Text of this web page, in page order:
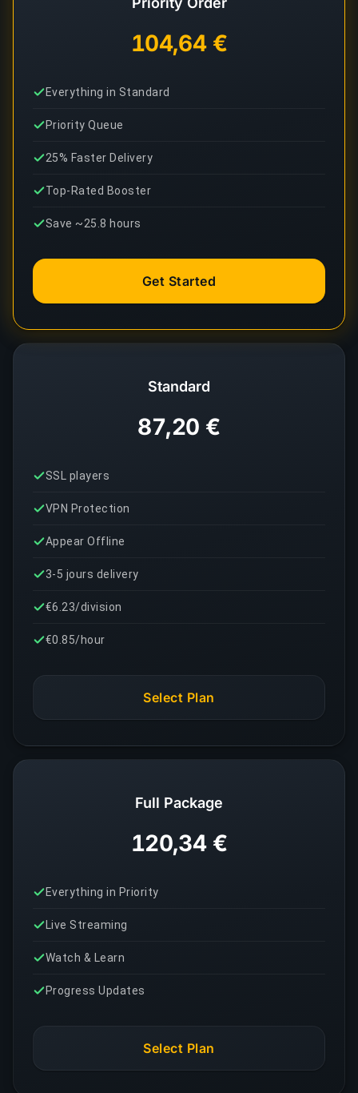
Standard
87,20 €
SSL players
VPN Protection
Appear Offline
3-5 jours delivery
€6.23/division
€0.85/hour
Select Plan
104,64 €
Everything in Standard
Priority Queue
25% Faster Delivery
Top-Rated Booster
Save ~25.8 hours
Get Started
Full Package
120,34 €
Everything in Priority
Live Streaming
Watch & Learn
Progress Updates
Select Plan